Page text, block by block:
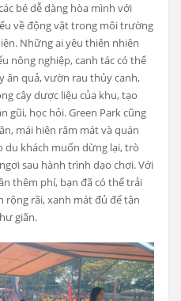
bé dễ dàng hòa mình với
về động vật trong môi trường
Những ai yêu thiên nhiên
nông nghiệp, canh tác có thể
ăn quả, vườn rau thủy canh,
cây dược liệu của khu, tạo
gũi, học hỏi. Green Park cũng
mái hiên râm mát và quán
du khách muốn dừng lại, trò
sau hành trình dạo chơi. Với
thêm phí, bạn đã có thể trải
rộng rãi, xanh mát đủ để tận
giãn.